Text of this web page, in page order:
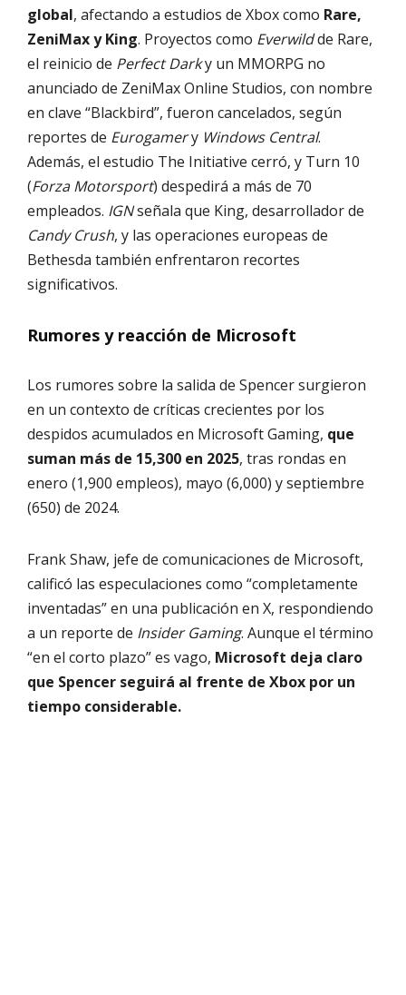
global, afectando a estudios de Xbox como Rare,
ZeniMax y King. Proyectos como Everwildde Rare,
el reinicio de Perfect Darky un MMORPG no
anunciado de ZeniMax Online Studios, con nombre
en clave “Blackbird”, fueron cancelados, según
reportes de Eurogamery Windows Central.
Además, el estudio The Initiative cerró, y Turn 10
(Forza Motorsport) despedirá a más de 70
empleados. IGNseñala que King, desarrollador de
Candy Crush, y las operaciones europeas de
Bethesda también enfrentaron recortes
significativos.
Rumores y reacción de Microsoft
Los rumores sobre la salida de Spencer surgieron
en un contexto de críticas crecientes por los
despidos acumulados en Microsoft Gaming, que
suman más de 15,300 en 2025, tras rondas en
enero (1,900 empleos), mayo (6,000) y septiembre
(650) de 2024.
Frank Shaw, jefe de comunicaciones de Microsoft,
calificó las especulaciones como “completamente
inventadas” en una publicación en X, respondiendo
a un reporte de Insider Gaming. Aunque el término
“en el corto plazo” es vago, Microsoft deja claro
que Spencer seguirá al frente de Xbox por un
tiempo considerable.